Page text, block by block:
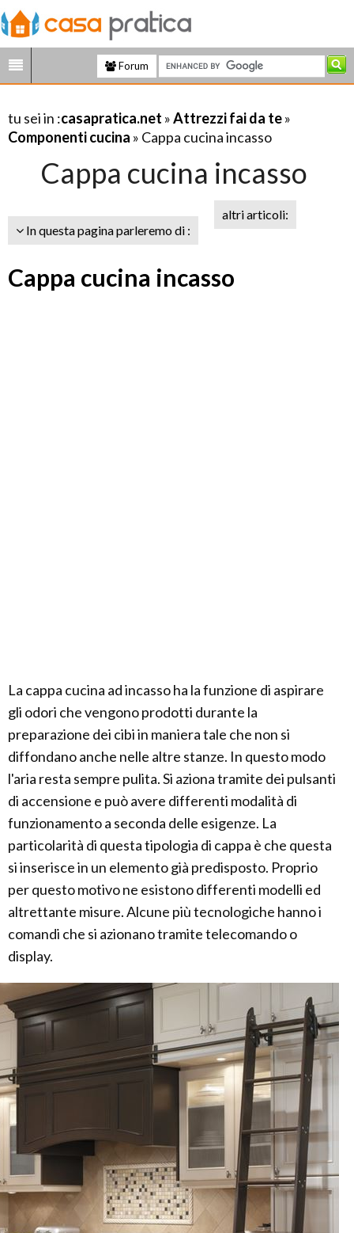
Forum
tu sei in :casapratica.net »Attrezzi fai da te»
Componenti cucina » Cappa cucina incasso
Cappa cucina incasso
In questa pagina parleremo di :
altri articoli:
Cappa cucina incasso
La cappa cucina ad incasso ha la funzione di aspirare
gli odori che vengono prodotti durante la
preparazione dei cibi in maniera tale che non si
diffondano anche nelle altre stanze. In questo modo
l'aria resta sempre pulita. Si aziona tramite dei pulsanti
di accensione e può avere differenti modalità di
funzionamento a seconda delle esigenze. La
particolarità di questa tipologia di cappa è che questa
si inserisce in un elemento già predisposto. Proprio
per questo motivo ne esistono differenti modelli ed
altrettante misure. Alcune più tecnologiche hanno i
comandi che si azionano tramite telecomando o
display.